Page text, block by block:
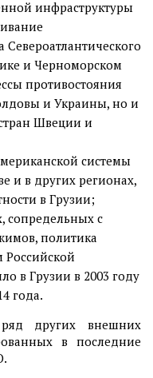
инфраструктуры
Североатлантического
и Черноморском
противостояния
и Украины, но и
Швеции и
системы
и в других регионах,
в Грузии;
сопредельных с
политика
Российской
в Грузии в 2003 году
года.
других внешних
в последние